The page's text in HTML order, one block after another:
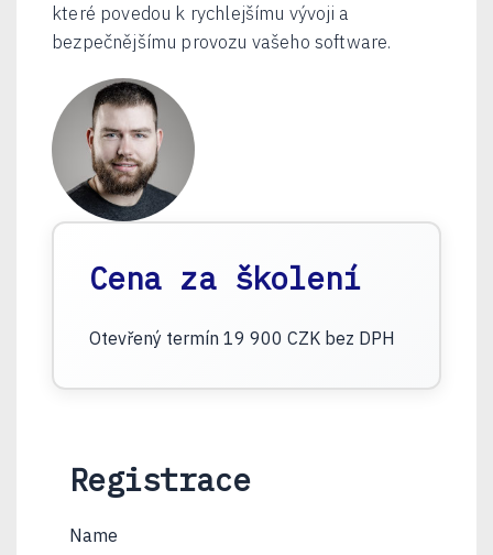
které povedou k rychlejšímu vývoji a
bezpečnějšímu provozu vašeho software.
Cena za školení
Otevřený termín 19 900 CZK bez DPH
Registrace
Name